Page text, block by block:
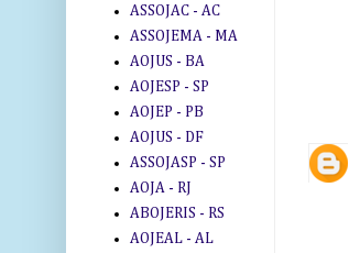
ASSOJAC - AC
ASSOJEMA - MA
AOJUS - BA
AOJESP - SP
AOJEP - PB
AOJUS - DF
ASSOJASP - SP
AOJA - RJ
ABOJERIS - RS
AOJEAL - AL